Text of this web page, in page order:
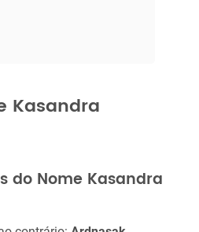
Kasandra
do Nome Kasandra